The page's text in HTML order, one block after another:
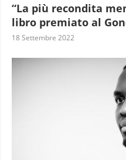
“La più recondita
libro premiato al
18 Settembre 2022